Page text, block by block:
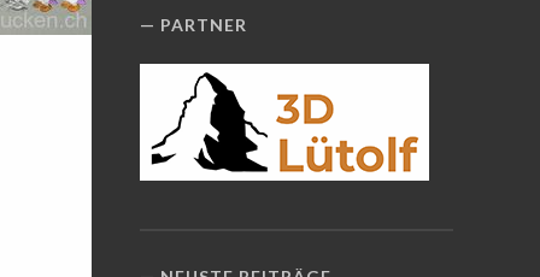
PARTNER